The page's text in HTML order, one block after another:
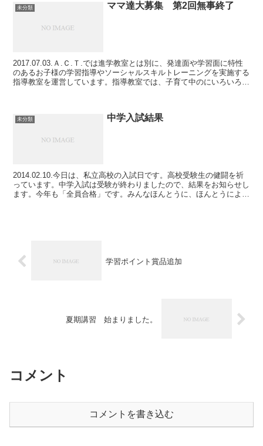
未分類 ママ達大募集 第2回無事終了
2017.07.03.Ａ.Ｃ.Ｔ.では進学教室とは別に、発達面や学習面に特性
のあるお子様の学習指導やソーシャルスキルトレーニングを実施する
指導教室を運営しています。指導教室では、子育て中のにいろいろと
未分類 中学入試結果
2014.02.10.今日は、私立高校の入試日です。高校受験生の健闘を祈
っています。中学入試は受験が終わりましたので、結果をお知らせし
ます。今年も「全員合格」です。みんなほんとうに、ほんとうによく
学習ポイント賞品追加
夏期講習 始まりました。
コメント
コメントを書き込む